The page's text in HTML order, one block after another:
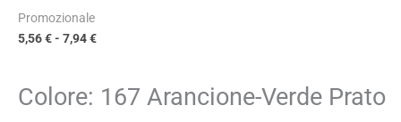
Promozionale
5,56€- 7,94€
Colore: 167 Arancione-Verde Prato